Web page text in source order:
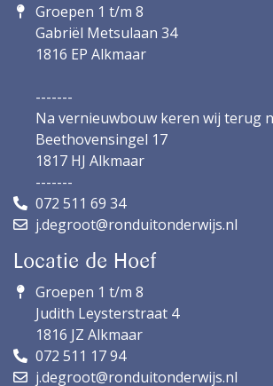
Groepen 1 t/m 8
Gabriël Metsulaan 34
1816 EP Alkmaar
-------
Na vernieuwbouw keren wij terug
Beethovensingel 17
1817 HJ Alkmaar
-------
072 511 69 34
j.degroot@ronduitonderwijs.nl
Locatie de Hoef
Groepen 1 t/m 8
Judith Leysterstraat 4
1816 JZ Alkmaar
072 511 17 94
j.degroot@ronduitonderwijs.nl